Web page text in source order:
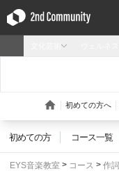
初めての方 コース一覧
EYS音楽教室 コース 作詞